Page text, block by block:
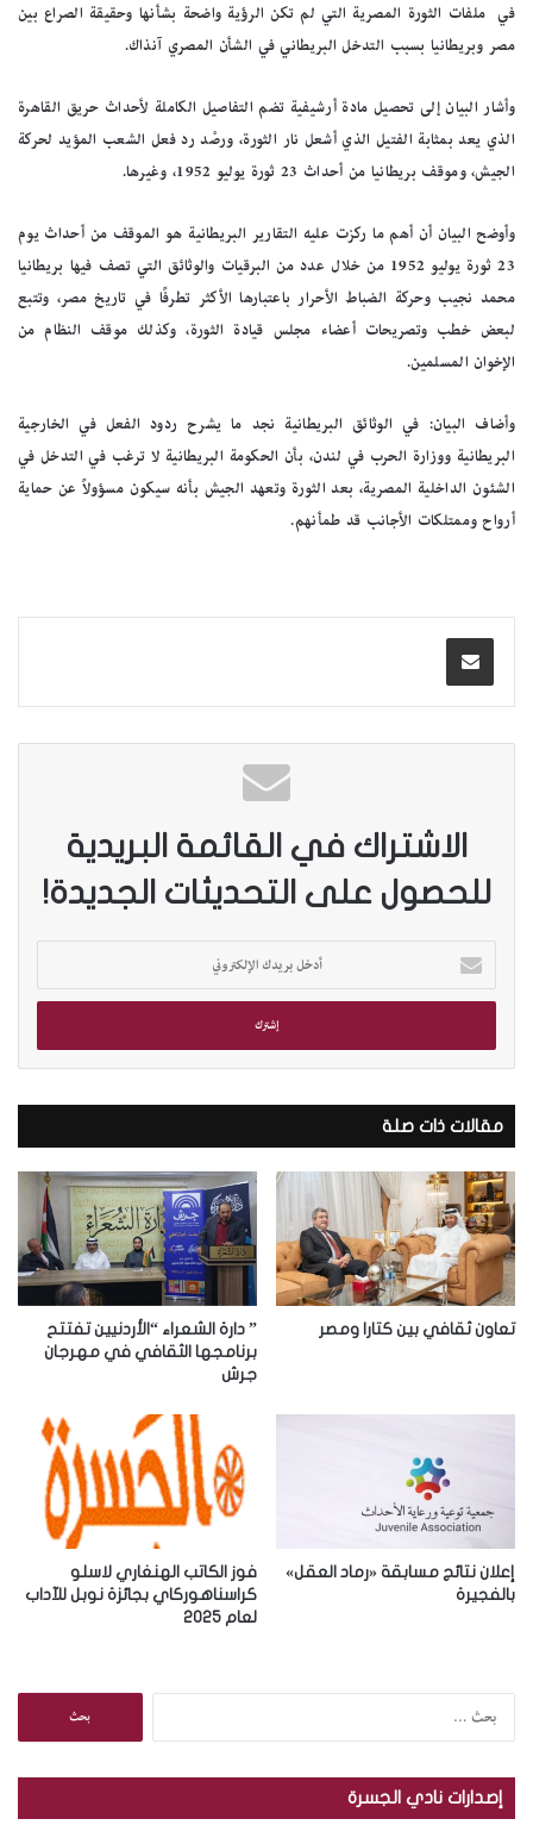
في ملفات الثورة المصرية التي لم تكن الرؤية واضحة بشأنها وحقيقة الصراع بين
مصر وبريطانيا بسبب التدخل البريطاني في الشأن المصري آنذاك.
وأشار البيان إلى تحصيل مادة أرشيفية تضم التفاصيل الكاملة لأحداث حريق القاهرة
الذي يعد بمثابة الفتيل الذي أشعل نار الثورة، ورصْد رد فعل الشعب المؤيد لحركة
الجيش، وموقف بريطانيا من أحداث 23 ثورة يوليو 1952، وغيرها.
وأوضح البيان أن أهم ما ركزت عليه التقارير البريطانية هو الموقف من أحداث يوم
23 ثورة يوليو 1952 من خلال عدد من البرقيات والوثائق التي تصف فيها بريطانيا
محمد نجيب وحركة الضباط الأحرار باعتبارها الأكثر تطرفًا في تاريخ مصر، وتتبع
لبعض خطب وتصريحات أعضاء مجلس قيادة الثورة، وكذلك موقف النظام من
الإخوان المسلمين.
وأضاف البيان: في الوثائق البريطانية نجد ما يشرح ردود الفعل في الخارجية
البريطانية ووزارة الحرب في لندن، بأن الحكومة البريطانية لا ترغب في التدخل في
الشئون الداخلية المصرية، بعد الثورة وتعهد الجيش بأنه سيكون مسؤولاً عن حماية
أرواح وممتلكات الأجانب قد طمأنهم.
الاشتراك في القائمة البريدية
للحصول على التحديثات الجديدة!
خ
ب
ي
د
ك
ا
ل
إ
ل
ت
ر
مقالات ذات صلة
تعاون ثقافي بين كتارا ومصر
” دارة الشعراء “الأردنيين تفتتح
برنامجها الثقافي في مهرجان
جرش
إعلان نتائج مسابقة «رماد العقل»
بالفجيرة
فوز الكاتب الهنغاري لاسلو
كراسناهوركاي بجائزة نوبل للآداب
لعام 2025
ح
إصدارات نادي الجسرة